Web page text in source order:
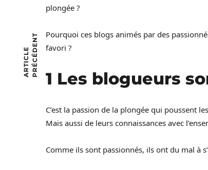
plongée ?
Pourquoi ces blogs animés par des
favori ?
1 Les blogueurs
C’est la passion de la plongée qui poussent
Mais aussi de leurs connaissances avec
Comme ils sont passionnés, ils ont du mal à
A
R
T
I
C
L
E
P
R
É
C
É
D
E
NT